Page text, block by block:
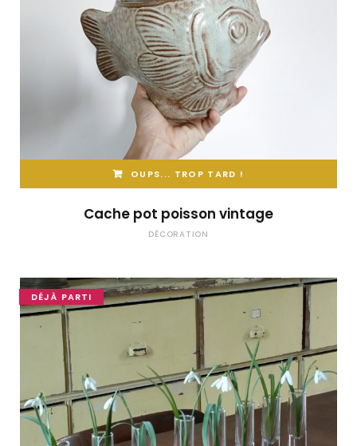
OUPS... TROP TARD !
Cache pot poisson vintage
DÉCORATION
DÉJÀ PARTI